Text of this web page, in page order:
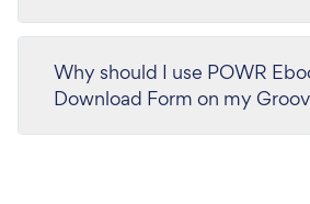
Why should I use POWR
Download Form on my